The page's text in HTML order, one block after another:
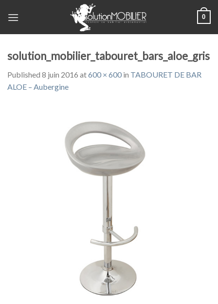
0
solution_mobilier_tabouret_bars_aloe_gris
Published 8 juin 2016 at600 × 600 in TABOURET DE BAR
ALOE – Aubergine